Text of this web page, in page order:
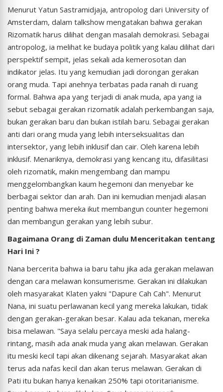
Menurut Yatun Sastramidjaja, antropolog dari University of
Amsterdam, dalam talkshow mengatakan bahwa gerakan
Rizomatik harus dilihat dengan masalah demokrasi. Sebagai
antropolog, ia melihat ke budaya politik yang kalau dilihat dari
perspektif sempit, jelas sekali ada kemerosotan dan
indikator jelas. Itu yang kemudian jadi dorongan gerakan
orang muda. Tapi anehnya terbatas pada ranah di ruang
formal. Bahwa apa yang terjadi di anak muda, apa yang ia
sebut sebagai gerakan rizomatik adalah perkembangan saja,
bukan gerakan baru dan bukan istilah baru. Sebagai gerakan
anti dari orang muda yang lebih interseksualitas dan
intersektor, yang lebih inklusif dan cair. Oleh karena lebih
inklusif. Menariknya, demokrasi yang kencang itu, difasilitasi
oleh rizomatik, makin mengembang dan mampu
menggelombangkan kaum hegemoni dan menyebar ke
berbagai sektor dan arah. Dan ini kemudian menjadi alasan
penting bahwa mereka ikut membangun counter hegemoni
dan membangun gerakan yang lebih subur.
Bagaimana Orang di Zaman dulu Menceritakan tentang
Hari Ini ?
Nana bercerita bahwa ia baru tahu jika ada gerakan melawan
dengan cara melawan konsumerisme. Gerakan ini dilakukan
oleh masyarakat Klaten yakni "Dapure Cah Cah". Menurut
Nana, ini suatu perlawanan kecil yang mereka lakukan, tidak
dengan gerakan-gerakan besar. Kalau ada tekanan, mereka
bisa melawan. "Saya selalu percaya meski ada halang-
rintang, masih ada anak muda yang akan melawan. Gerakan
itu meski kecil tapi akan dikenang sejarah. Masyarakat akan
terus ada nafas kecil dan akan terus melawan. Gerakan di
Pati itu bukan hanya kenaikan 250% tapi otoritarianisme.